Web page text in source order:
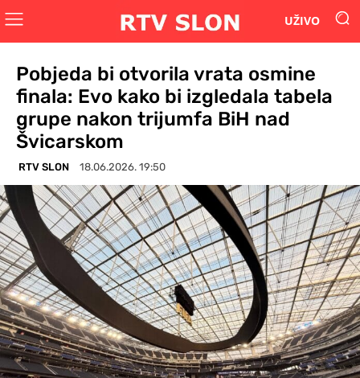
UŽIVO
Pobjeda bi otvorila vrata osmine
finala: Evo kako bi izgledala tabela
grupe nakon trijumfa BiH nad
Švicarskom
RTV SLON 18.06.2026. 19:50